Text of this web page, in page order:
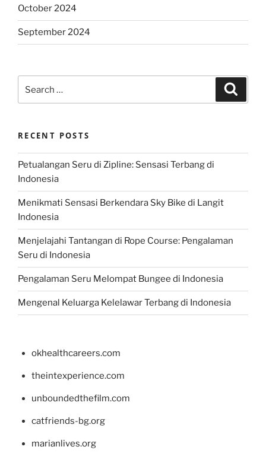
October 2024
September 2024
for:
RECENT POSTS
Petualangan Seru di Zipline: Sensasi Terbang di
Indonesia
Menikmati Sensasi Berkendara Sky Bike di Langit
Indonesia
Menjelajahi Tantangan di Rope Course: Pengalaman
Seru di Indonesia
Pengalaman Seru Melompat Bungee di Indonesia
Mengenal Keluarga Kelelawar Terbang di Indonesia
okhealthcareers.com
theintexperience.com
unboundedthefilm.com
catfriends-bg.org
marianlives.org